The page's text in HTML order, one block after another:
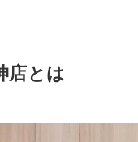
店とは